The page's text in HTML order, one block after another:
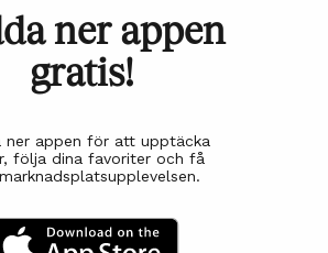
ner appen
gratis!
ner appen för att upptäcka
följa dina favoriter och få